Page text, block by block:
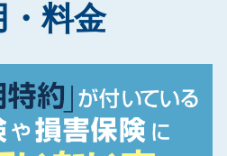
・料金